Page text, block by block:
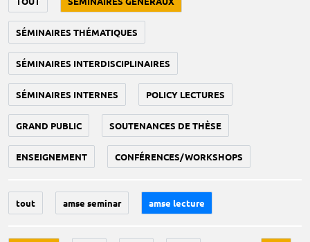
SÉMINAIRES THÉMATIQUES
SÉMINAIRES INTERDISCIPLINAIRES
SÉMINAIRES INTERNES POLICY LECTURES
GRAND PUBLIC SOUTENANCES DE THÈSE
ENSEIGNEMENT CONFÉRENCES/WORKSHOPS
tout amse seminar amse lecture